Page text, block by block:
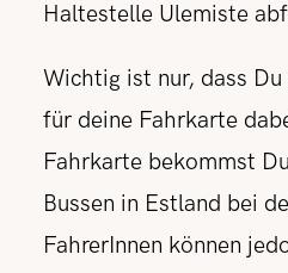
Haltestelle Ulemiste
Wichtig ist nur, dass Du
für deine Fahrkarte
Fahrkarte bekommst
Bussen in Estland bei
FahrerInnen können